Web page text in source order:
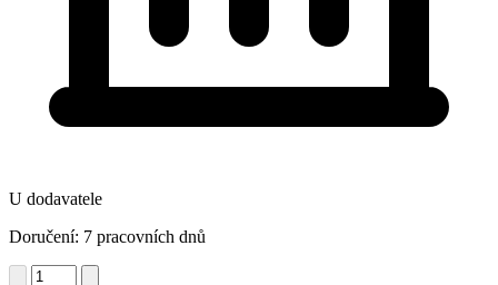
U dodavatele
Doručení: 7 pracovních dnů